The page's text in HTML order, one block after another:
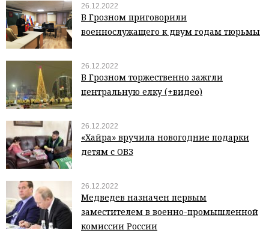
26.12.2022
В Грозном приговорили
военнослужащего к двум годам тюрьмы
26.12.2022
В Грозном торжественно зажгли
центральную елку (+видео)
26.12.2022
«Хайра» вручила новогодние подарки
детям с ОВЗ
26.12.2022
Медведев назначен первым
заместителем в военно-промышленной
комиссии России